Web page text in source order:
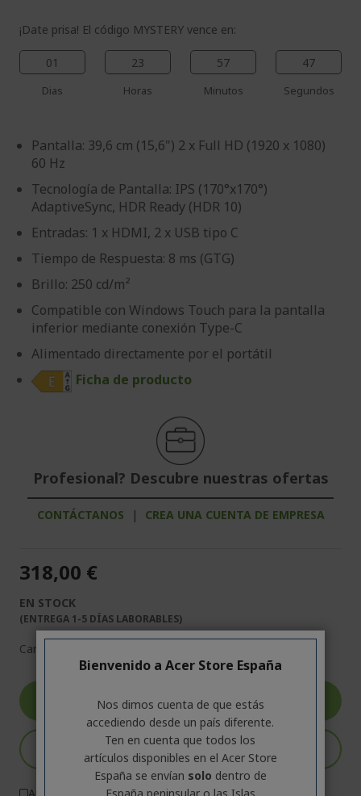
¡Date prisa! El código MYSTERY vence en:
01
Dias
23
Horas
57
Minutos
46
Segundos
Pantalla: 39,6 cm (15,6") 2 x Full HD (1920 x 1080)
60 Hz
Tecnología de Pantalla: IPS (170°x170°)
AdaptiveSync, HDR Ready (HDR 10)
Entradas: 1 x HDMI, 2 x USB tipo C
Tiempo de Respuesta: 8 ms (GTG)
Brillo: 250 cd/m²
Compatible con Windows Touch para la pantalla
inferior mediante conexión Type-C
Alimentado directamente por el portátil
Ficha de producto
Profesional? Descubre nuestras ofertas
CONTÁCTANOS | CREA UNA CUENTA DE EMPRESA
318,00 €
EN STOCK
(ENTREGA 1-5 DÍAS LABORABLES)
Cantidad:
Ver el Producto
Añadir a la cesta
Bienvenido a Acer Store España
Nos dimos cuenta de que estás
accediendo desde un país diferente.
Ten en cuenta que todos los
artículos disponibles en el Acer Store
España se envían solo dentro de